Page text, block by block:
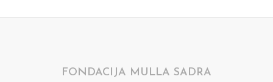
FONDACIJA MULLA SADRA